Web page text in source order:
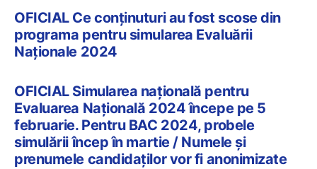
OFICIAL Ce conținuturi au fost scose din
programa pentru simularea Evaluării
Naționale 2024
OFICIAL Simularea națională pentru
Evaluarea Națională 2024 începe pe 5
februarie. Pentru BAC 2024, probele
simulării încep în martie / Numele și
prenumele candidaților vor fi anonimizate